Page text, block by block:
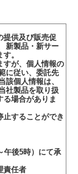
提供及び販売促
新製品・新サー
。
すが、個人情報の
に従い、委託先
該個人情報は、
社製品を取り扱
る場合がありま
することができ
午後5時）にて承
責任者